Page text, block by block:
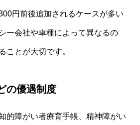
円前後追加されるケースが多い
ー会社や車種によって異なるの
ことが大切です。
の優遇制度
的障がい者療育手帳、精神障がい